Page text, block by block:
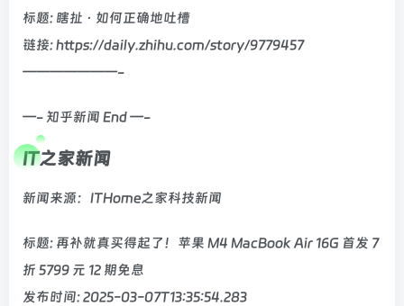
标题: 瞎扯 · 如何正确地吐槽
链接: https://daily.zhihu.com/story/9779457
———————-
—- 知乎新闻 End —-
IT之家新闻
新闻来源：ITHome之家科技新闻
标题: 再补就真买得起了！苹果 M4 MacBook Air 16G 首发 7
折 5799 元 12 期免息
发布时间: 2025-03-07T13:35:54.283